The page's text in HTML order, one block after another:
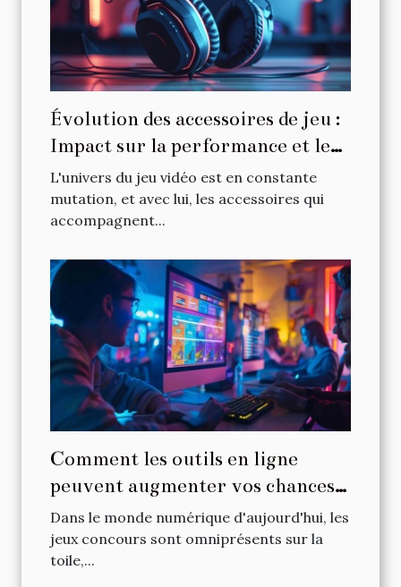
Évolution des accessoires de jeu :
Impact sur la performance et le
confort
L'univers du jeu vidéo est en constante
mutation, et avec lui, les accessoires qui
accompagnent...
Comment les outils en ligne
peuvent augmenter vos chances
dans les jeux concours
Dans le monde numérique d'aujourd'hui, les
jeux concours sont omniprésents sur la
toile,...